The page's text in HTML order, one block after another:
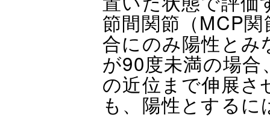
節間関節（MCP
合にのみ陽性とみ
が90度未満の場
の近位まで伸展
も、陽性とする